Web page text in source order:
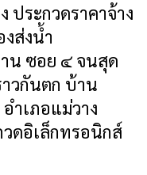
ประกวดราคาจ้าง
งส่งน้ำ
น ซอย ๔ จนสุด
วกันตก บ้าน
ำเภอแม่วาง
วดอิเล็กทรอนิกส์